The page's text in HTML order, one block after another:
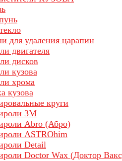
для удаления царапин
двигателя
дисков
кузова
хрома
кузова
круги
3М
Abro (Абро)
ASTROhim
Detail
Doctor Wax (Доктор